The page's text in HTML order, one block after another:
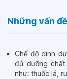
Những vấn
Chế độ dinh
đủ dưỡng
như: thuốc lá,